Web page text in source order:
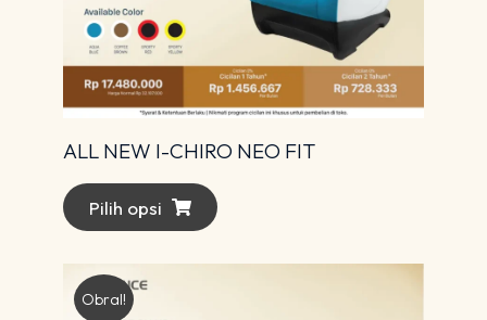
ALL NEW I-CHIRO NEO FIT
Pilih opsi
Obral!